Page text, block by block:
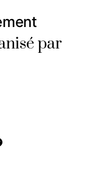
par